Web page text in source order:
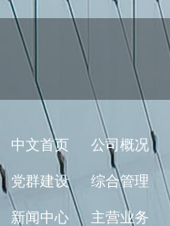
中文首页 公司概况
党群建设 综合管理
新闻中心 主营业务